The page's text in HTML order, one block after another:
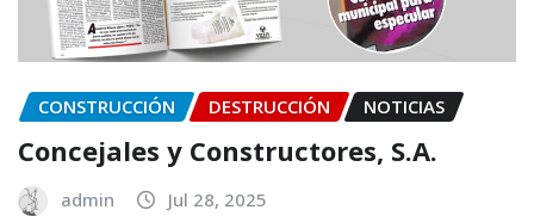
CONSTRUCCIÓN DESTRUCCIÓN NOTICIAS
Concejales y Constructores, S.A.
admin Jul 28, 2025